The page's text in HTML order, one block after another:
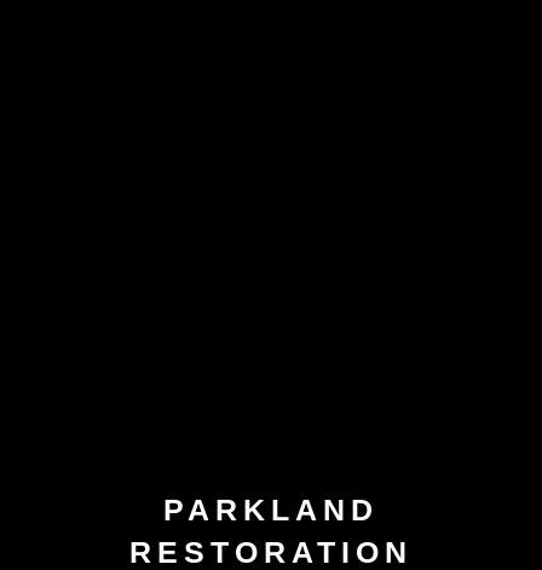
PARKLAND
RESTORATION